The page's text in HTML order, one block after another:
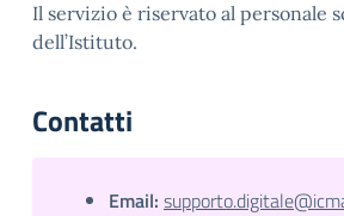
Il servizio è riservato al personale
dell’Istituto.
Contatti
Email: